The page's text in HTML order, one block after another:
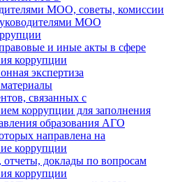
МОО, советы, комиссии
МОО
и иные акты в сфере
коррупции
экспертиза
связанных с
коррупции для заполнения
образования АГО
направлена на
коррупции
доклады по вопросам
коррупции